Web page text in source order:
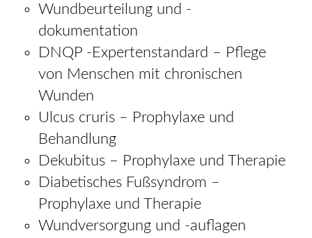
Wundbeurteilung und -
dokumentation
DNQP -Expertenstandard – Pflege
von Menschen mit chronischen
Wunden
Ulcus cruris – Prophylaxe und
Behandlung
Dekubitus – Prophylaxe und Therapie
Diabetisches Fußsyndrom –
Prophylaxe und Therapie
Wundversorgung und -auflagen